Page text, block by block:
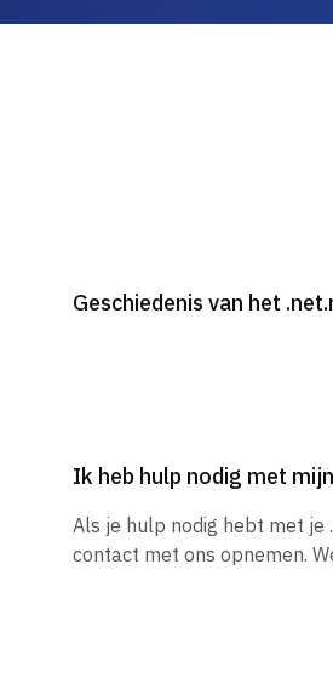
Geschiedenis van het
Ik heb hulp nodig met
Als je hulp nodig hebt met je
contact met ons opnemen.